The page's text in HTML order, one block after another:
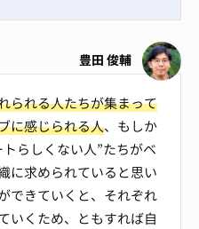
豊田 俊輔
られる人たちが集まって
に感じられる人、もしか
らしくない人”たちがベ
に求められていると思い
できていくと、それぞれ
いくため、ともすれば自